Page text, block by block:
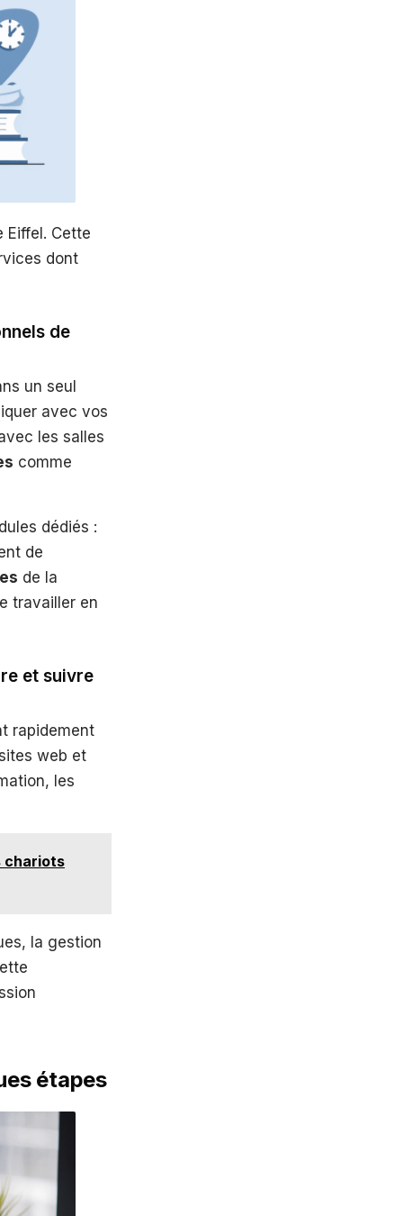
Eiffel. Cette
dont
de
un seul
avec vos
les salles
comme
dédiés :
de
de la
travailler en
et suivre
rapidement
web et
les
chariots
la gestion
étapes